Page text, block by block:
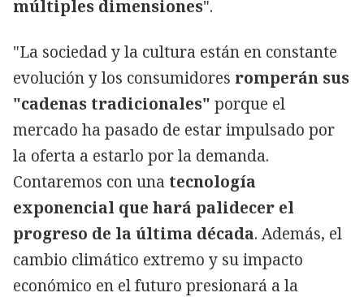
múltiples dimensiones".
"La sociedad y la cultura están en constante
evolución y los consumidores romperán sus
"cadenas tradicionales" porque el
mercado ha pasado de estar impulsado por
la oferta a estarlo por la demanda.
Contaremos con una tecnología
exponencial que hará palidecer el
progreso de la última década. Además, el
cambio climático extremo y su impacto
económico en el futuro presionará a la